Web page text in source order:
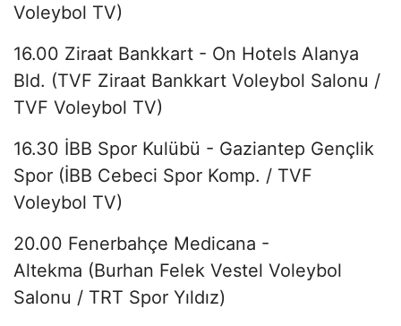
Voleybol TV)
16.00 Ziraat Bankkart - On Hotels Alanya
Bld. (TVF Ziraat Bankkart Voleybol Salonu /
TVF Voleybol TV)
16.30 İBB Spor Kulübü - Gaziantep Gençlik
Spor (İBB Cebeci Spor Komp. / TVF
Voleybol TV)
20.00 Fenerbahçe Medicana -
Altekma (Burhan Felek Vestel Voleybol
Salonu / TRT Spor Yıldız)